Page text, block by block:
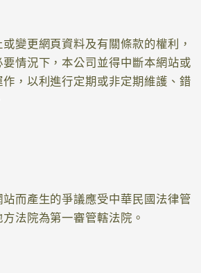
變更網頁資料及有關條款的權利，
情況下，本公司並得中斷本網站或
，以利進行定期或非定期維護、錯
而產生的爭議應受中華民國法律管
法院為第一審管轄法院。